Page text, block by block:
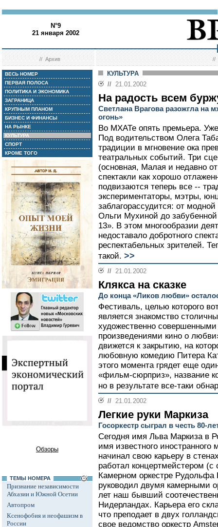
N°9
21 января 2002
//Архив //
ВЕСЬ НОМЕР
ПЕРВАЯ ПОЛОСА
ПОЛИТИКА И ЭКОНОМИКА
ЗАГРАНИЦА
КРУПНЫМ ПЛАНОМ
БИЗНЕС И ФИНАНСЫ
НА РЫНКЕ
КУЛЬТУРА
СПОРТ
КРОМЕ ТОГО
Обзоры
ТЕМЫ НОМЕРА
Признание независимости
Абхазии и Южной Осетии
Автопром
Ксенофобия и неофашизм в
России
КУЛЬТУРА
// 21.01.2002
На радость всем
Светлана Врагова разожгла на
огонь»
Во МХАТе опять премьера. Уже
Под водительством Олега
традиции в мгновение ока
театральных событий. Три
(основная, Малая и недавно
спектакли как хорошо
подвизаются теперь все --
экспериментаторы, мэтры,
заблагорассудится: от
Ольги Мухиной до
13». В этом многообразии
недоставало добротного
респектабельных зрителей.
такой. >>
// 21.01.2002
Клякса на сказке
До конца «Ликов любви»
Фестиваль, целью которого
является знакомство
художественно
произведениями кино о
движется к закрытию, на
любовную комедию Питера
этого момента грядет еще
«фильм-сюрприз», название
но в результате все-таки
// 21.01.2002
Легкие руки Маркиза
Госоркестр сыграл в честь 80-
Сегодня имя Льва Маркиза в
имя известного
начинал свою карьеру в
работал концертмейстером
Камерном оркестре
руководил двумя камерными
лет наш бывший
Нидерландах. Карьера его
что преподает в двух
свое ведомство оркестр